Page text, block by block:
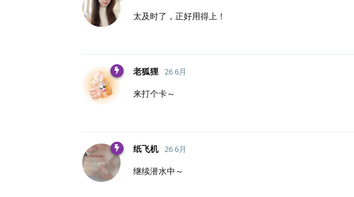
太及时了，正好用得上！
老狐狸 26 6月
来打个卡～
纸飞机 26 6月
继续潜水中～